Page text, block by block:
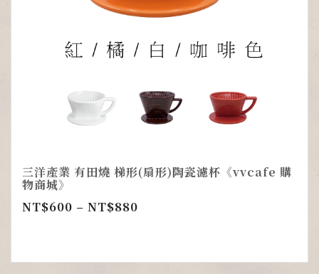
三洋產業 有田燒 梯形(扇形)陶瓷濾杯《vvcafe 購
物商城》
NT$600 – NT$880